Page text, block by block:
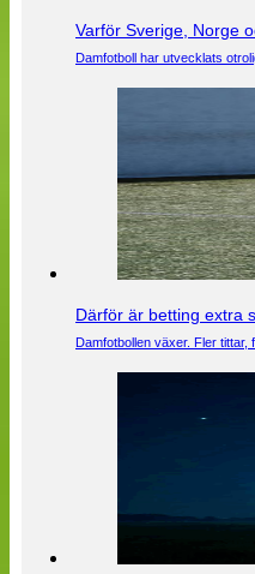
Varför Sverige, Norge
Damfotboll har utvecklats
Därför är betting extra
Damfotbollen växer. Fler